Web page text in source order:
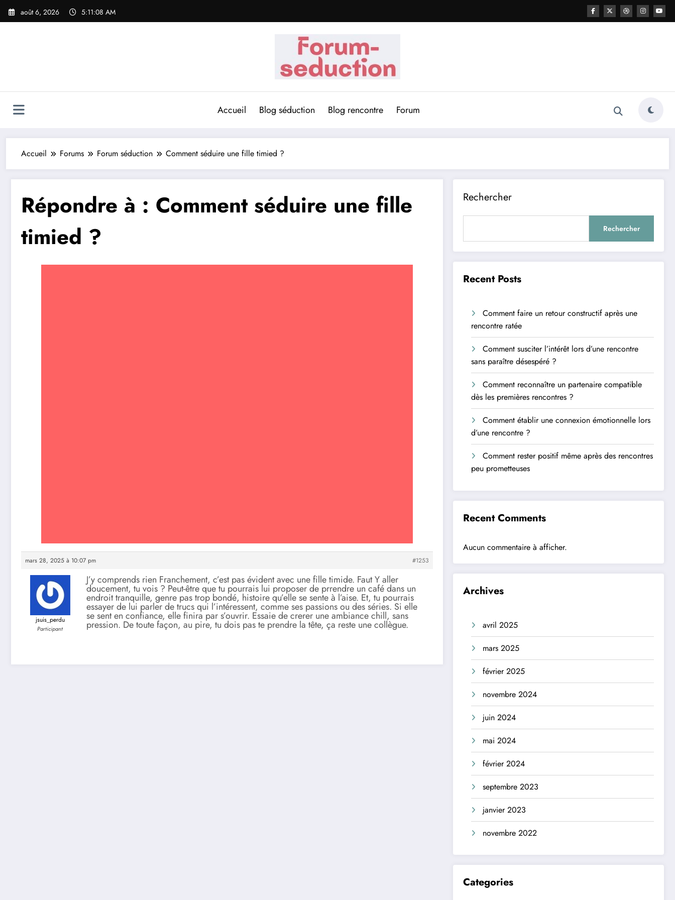
Aller
août 6, 2026 5:11:08 AM
Accueil Blog séduction Blog rencontre Forum
Accueil Forums Forum séduction Comment séduire une fille timied ?
Répondre à : Comment séduire une fille
timied ?
mars 28, 2025 à 10:07 pm #1253
jsuis_perdu
Participant
J’y comprends rien Franchement, c’est pas évident avec une fille timide. Faut Y aller
doucement, tu vois ? Peut-être que tu pourrais lui proposer de prrendre un café dans un
endroit tranquille, genre pas trop bondé, histoire qu’elle se sente à l’aise. Et, tu pourrais
essayer de lui parler de trucs qui l’intéressent, comme ses passions ou des séries. Si elle
se sent en confiance, elle finira par s’ouvrir. Essaie de crerer une ambiance chill, sans
pression. De toute façon, au pire, tu dois pas te prendre la tête, ça reste une collègue.
Rechercher
Rechercher
Recent Posts
Comment faire un retour constructif après une
rencontre ratée
Comment susciter l’intérêt lors d’une rencontre
sans paraître désespéré ?
Comment reconnaître un partenaire compatible
dès les premières rencontres ?
Comment établir une connexion émotionnelle lors
d’une rencontre ?
Comment rester positif même après des rencontres
peu prometteuses
Recent Comments
Aucun commentaire à afficher.
Archives
avril 2025
mars 2025
février 2025
novembre 2024
juin 2024
mai 2024
février 2024
septembre 2023
janvier 2023
novembre 2022
Categories